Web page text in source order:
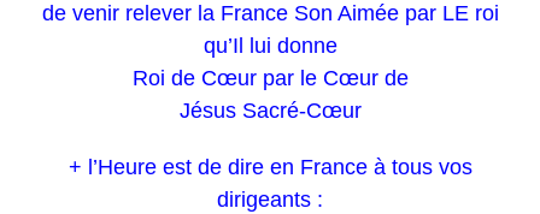
de venir relever la France Son Aimée par LE roi
qu’Il lui donne
Roi de Cœur par le Cœur de
Jésus Sacré-Cœur
+ l’Heure est de dire en France à tous vos
dirigeants :